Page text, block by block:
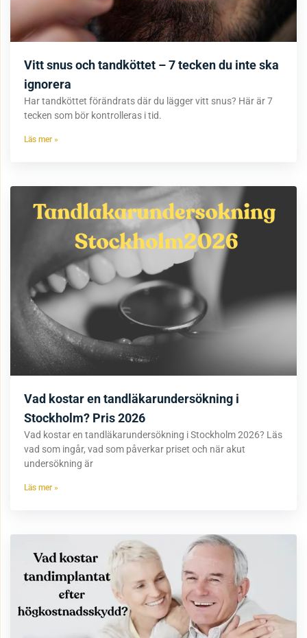
Vitt snus och tandköttet – 7 tecken du inte ska
ignorera
Har tandköttet förändrats där du lägger vitt snus? Här är 7
tecken som bör kontrolleras i tid.
Läs mer »
Vad kostar en tandläkarundersökning i
Stockholm? Pris 2026
Vad kostar en tandläkarundersökning i Stockholm 2026? Läs
vad som ingår, vad som påverkar priset och när akut
undersökning är
Läs mer »